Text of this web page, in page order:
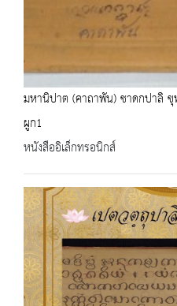
มหานิปาต (คาถาพัน) ชาดกปาลิ
ผูก1
หนังสืออิเล็กทรอนิกส์